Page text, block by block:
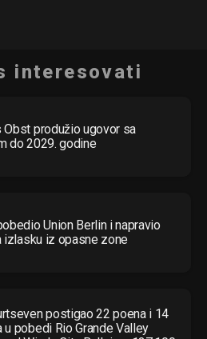
interesovati
Obst produžio ugovor sa
do 2029. godine
Union Berlin i napravio
izlasku iz opasne zone
postigao 22 poena i 14
u pobedi Rio Grande Valley